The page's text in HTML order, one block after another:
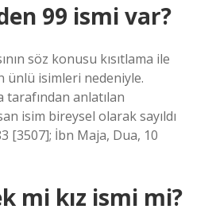
99 ismi var?
söz konusu kısıtlama ile
ünlü isimleri nedeniyle.
anlatılan
isim bireysel olarak sayıldı
[3507]; İbn Maja, Dua, 10
mi kız ismi mi?